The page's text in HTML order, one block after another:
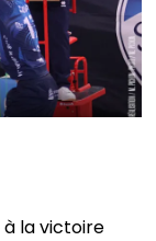
la victoire